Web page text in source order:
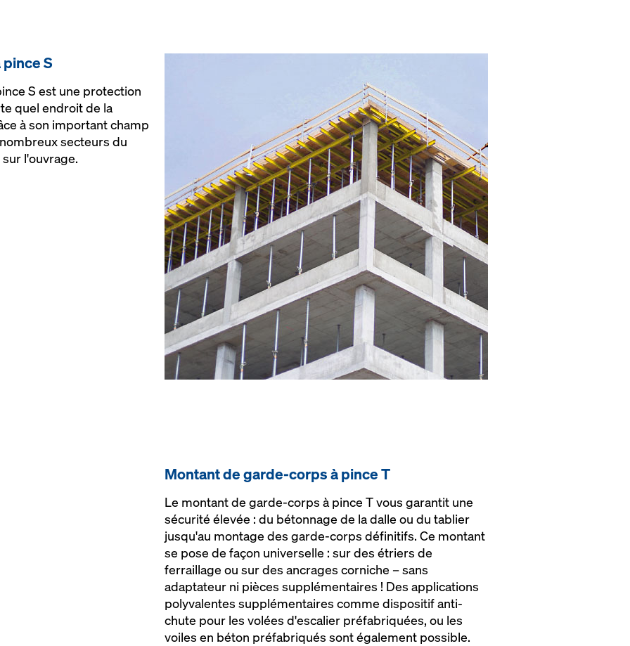
S
S est une protection
quel endroit de la
à son important champ
secteurs du
l'ouvrage.
Montant de garde-corps à pince T
Le montant de garde-corps à pince T vous garantit une
sécurité élevée : du bétonnage de la dalle ou du tablier
jusqu'au montage des garde-corps définitifs. Ce montant
se pose de façon universelle : sur des étriers de
ferraillage ou sur des ancrages corniche – sans
adaptateur ni pièces supplémentaires ! Des applications
polyvalentes supplémentaires comme dispositif anti-
chute pour les volées d'escalier préfabriquées, ou les
voiles en béton préfabriqués sont également possible.